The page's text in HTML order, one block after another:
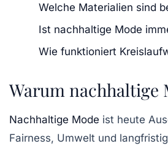
Welche Materialien sind
Ist nachhaltige Mode
Wie funktioniert
Warum nachhaltige
Nachhaltige Mode ist heute
Fairness, Umwelt und